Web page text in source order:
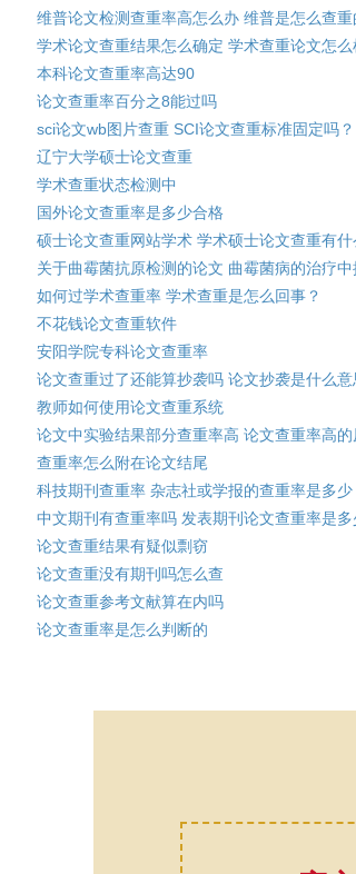
维普论文检测查重率高怎么办 维普是怎么查重
学术论文查重结果怎么确定 学术查重论文怎么
本科论文查重率高达90
论文查重率百分之8能过吗
sci论文wb图片查重 SCI论文查重标准固定吗？
辽宁大学硕士论文查重
学术查重状态检测中
国外论文查重率是多少合格
硕士论文查重网站学术 学术硕士论文查重有什
关于曲霉菌抗原检测的论文 曲霉菌病的治疗
如何过学术查重率 学术查重是怎么回事？
不花钱论文查重软件
安阳学院专科论文查重率
论文查重过了还能算抄袭吗 论文抄袭是什么意
教师如何使用论文查重系统
论文中实验结果部分查重率高 论文查重率高的
查重率怎么附在论文结尾
科技期刊查重率 杂志社或学报的查重率是多少
中文期刊有查重率吗 发表期刊论文查重率是多
论文查重结果有疑似剽窃
论文查重没有期刊吗怎么查
论文查重参考文献算在内吗
论文查重率是怎么判断的